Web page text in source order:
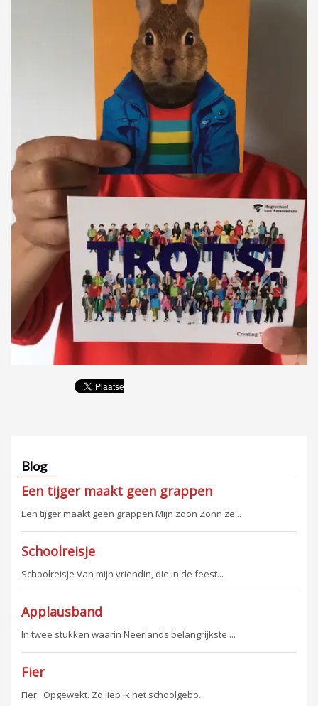
Blog
Een tijger maakt geen grappen
Een tijger maakt geen grappen Mijn zoon Zonn ze...
Schoolreisje
Schoolreisje Van mijn vriendin, die in de feest...
Applausband
In twee stukken waarin Neerlands belangrijkste ...
Fier
Fier Opgewekt. Zo liep ik het schoolgebo...